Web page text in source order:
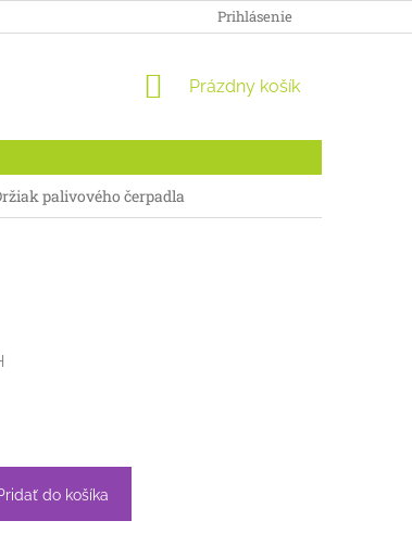
ODSTÚPENIE OD ZMLUVY PRE
Prihlásenie
NÁKUPNÝ
Prázdny košík
palivového čerpadla
do košíka